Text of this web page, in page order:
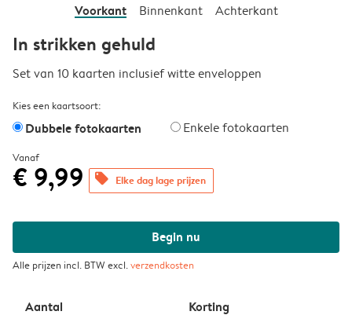
Voorkant Binnenkant Achterkant
In strikken gehuld
Set van 10 kaarten inclusief witte enveloppen
Kies een kaartsoort:
Dubbele fotokaarten Enkele fotokaarten
Vanaf
€ 9,99 offers Elke dag lage prijzen
Begin nu
Alle prijzen incl. BTW excl.verzendkosten
Aantal Korting